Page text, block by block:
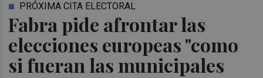
Fabra pide afrontar las
elecciones europeas "como
si fueran las municipales
PRÓXIMA CITA ELECTORAL